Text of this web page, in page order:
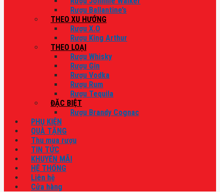
Rượu Ballantine’s
THEO XU HƯỚNG
Rượu X.O
Rượu King Arthur
THEO LOẠI
Rượu Whisky
Rượu Gin
Rượu Vodka
Rượu Rum
Rượu Tequila
ĐẶC BIỆT
Rượu Brandy Cognac
PHỤ KIỆN
QUÀ TẶNG
Thu mua rượu
TIN TỨC
KHUYẾN MÃI
HỆ THỐNG
Liên hệ
Cửa hàng